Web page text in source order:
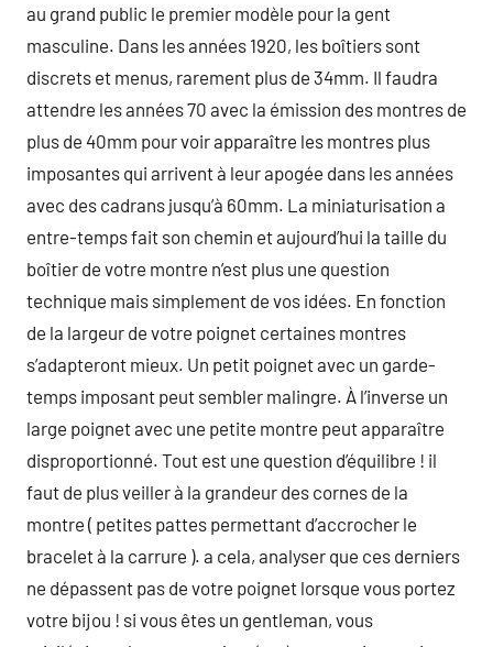
au grand public le premier modèle pour la gent
masculine. Dans les années 1920, les boîtiers sont
discrets et menus, rarement plus de 34mm. Il faudra
attendre les années 70 avec la émission des montres de
plus de 40mm pour voir apparaître les montres plus
imposantes qui arrivent à leur apogée dans les années
avec des cadrans jusqu’à 60mm. La miniaturisation a
entre-temps fait son chemin et aujourd’hui la taille du
boîtier de votre montre n’est plus une question
technique mais simplement de vos idées. En fonction
de la largeur de votre poignet certaines montres
s’adapteront mieux. Un petit poignet avec un garde-
temps imposant peut sembler malingre. À l’inverse un
large poignet avec une petite montre peut apparaître
disproportionné. Tout est une question d’équilibre ! il
faut de plus veiller à la grandeur des cornes de la
montre ( petites pattes permettant d’accrocher le
bracelet à la carrure ). a cela, analyser que ces derniers
ne dépassent pas de votre poignet lorsque vous portez
votre bijou ! si vous êtes un gentleman, vous